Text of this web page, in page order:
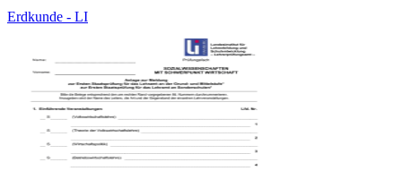
Erdkunde - LI